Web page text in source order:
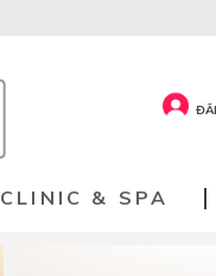
CLINIC & SPA